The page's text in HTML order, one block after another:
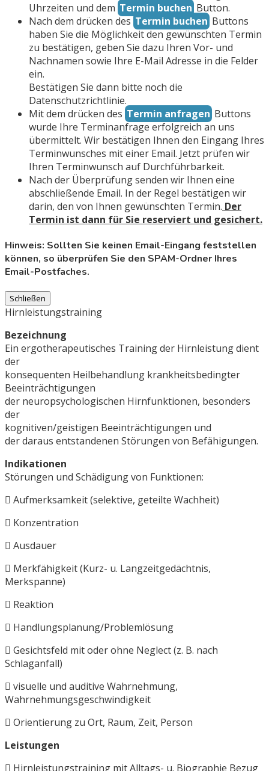
Uhrzeiten und dem Termin buchen Button.
Nach dem drücken desTermin buchen Buttons
haben Sie die Möglichkeit den gewünschten Termin
zu bestätigen, geben Sie dazu Ihren Vor- und
Nachnamen sowie Ihre E-Mail Adresse in die Felder
ein.
Bestätigen Sie dann bitte noch die
Datenschutzrichtlinie.
Mit dem drücken des Termin anfragen Buttons
wurde Ihre Terminanfrage erfolgreich an uns
übermittelt. Wir bestätigen Ihnen den Eingang Ihres
Terminwunsches mit einer Email. Jetzt prüfen wir
Ihren Terminwunsch auf Durchführbarkeit.
Nach der Überprüfung senden wir Ihnen eine
abschließende Email. In der Regel bestätigen wir
darin, den von Ihnen gewünschten Termin. Der
Termin ist dann für Sie reserviert und gesichert.
Hinweis: Sollten Sie keinen Email-Eingang feststellen
können, so überprüfen Sie den SPAM-Ordner Ihres
Email-Postfaches.
Schließen
Hirnleistungstraining
Bezeichnung
Ein ergotherapeutisches Training der Hirnleistung dient
der
konsequenten Heilbehandlung krankheitsbedingter
Beeinträchtigungen
der neuropsychologischen Hirnfunktionen, besonders
der
kognitiven/geistigen Beeinträchtigungen und
der daraus entstandenen Störungen von Befähigungen.
Indikationen
Störungen und Schädigung von Funktionen:
Aufmerksamkeit (selektive, geteilte Wachheit)
Konzentration
Ausdauer
Merkfähigkeit (Kurz- u. Langzeitgedächtnis,
Merkspanne)
Reaktion
Handlungsplanung/Problemlösung
Gesichtsfeld mit oder ohne Neglect (z. B. nach
Schlaganfall)
visuelle und auditive Wahrnehmung,
Wahrnehmungsgeschwindigkeit
Orientierung zu Ort, Raum, Zeit, Person
Leistungen
Hirnleistungstraining mit Alltags- u. Biographie Bezug